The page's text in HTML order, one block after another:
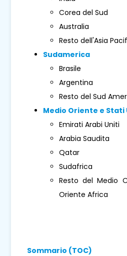
Corea del Sud
Australia
Resto dell'Asia
Sudamerica
Brasile
Argentina
Resto del Sud
Medio Oriente e
Emirati Arabi Uniti
Arabia Saudita
Qatar
Sudafrica
Resto del Medio
Oriente Africa
Sommario (TOC)